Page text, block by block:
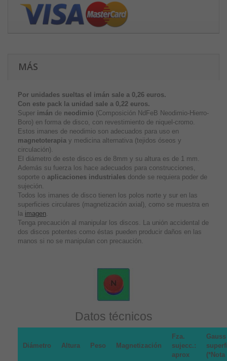
MÁS
Por unidades sueltas el imán sale a 0,26 euros.
Con este pack la unidad sale a 0,22 euros.
Super imán de neodimio (Composición NdFeB Neodimio-Hierro-
Boro) en forma de disco, con revestimiento de niquel-cromo.
Estos imanes de neodimio son adecuados para uso en
magnetoterapia y medicina alternativa (tejidos óseos y
circulación).
El diámetro de este disco es de 8mm y su altura es de 1 mm.
Además su fuerza los hace adecuados para construcciones,
soporte o aplicaciones industriales donde se requiera poder de
sujeción.
Todos los imanes de disco tienen los polos norte y sur en las
superficies circulares (magnetización axial), como se muestra en
la imagen.
Tenga precaución al manipular los discos. La unión accidental de
dos discos potentes como éstas pueden producir daños en las
manos si no se manipulan con precaución.
Datos técnicos
Diámetro Altura Peso Magnetización
Fza.
sujecc.:
aprox
(*Nota